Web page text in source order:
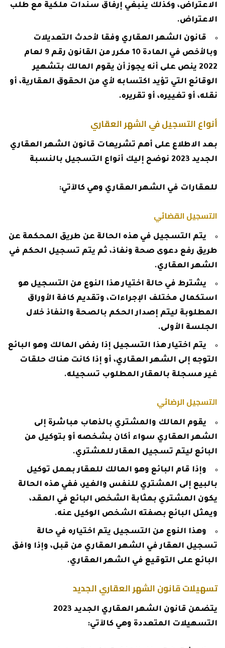
الاعتراض، وكذلك ينبغي إرفاق سندات ملكية مع طلب
الاعتراض.
قانون الشهر العقاري وفقا لأحدث التعديلات
وبالأخص في المادة 10 مكرر من القانون رقم 9 لعام
2022 ينص على أنه يجوز أن يقوم المالك بتشهير
الوقائع التي تؤيد اكتسابه لأي من الحقوق العقارية، أو
نقله، أو تغييره، أو تقريره.
أنواع التسجيل في الشهر العقاري
بعد الاطلاع على أهم تشريعات قانون الشهر العقاري
الجديد 2023 نوضح إليك أنواع التسجيل بالنسبة
للعقارات في الشهر العقاري وهي كالآتي:
التسجيل القضائي
يتم التسجيل في هذه الحالة عن طريق المحكمة عن
طريق رفع دعوى صحة ونفاذ، ثم يتم تسجيل الحكم في
الشهر العقاري.
يشترط في حالة اختيار هذا النوع من التسجيل هو
استكمال مختلف الإجراءات، وتقديم كافة الأوراق
المطلوبة ليتم إصدار الحكم بالصحة والنفاذ خلال
الجلسة الأولى.
يتم اختيار هذا التسجيل إذا رفض المالك وهو البائع
التوجه إلى الشهر العقاري، أو إذا كانت هناك حلقات
غير مسجلة بالعقار المطلوب تسجيله.
التسجيل الرضائي
يقوم المالك والمشتري بالذهاب مباشرة إلى
الشهر العقاري سواء أكان بشخصه أو بتوكيل من
البائع ليتم تسجيل العقار للمشتري.
وإذا قام البائع وهو المالك للعقار بعمل توكيل
بالبيع إلى المشتري للنفس والغير، ففي هذه الحالة
يكون المشتري بمثابة الشخص البائع في العقد،
ويمثل البائع بصفته الشخص الوكيل عنه.
وهذا النوع من التسجيل يتم اختياره في حالة
تسجيل العقار في الشهر العقاري من قبل، وإذا وافق
البائع على التوقيع في الشهر العقاري.
تسهيلات قانون الشهر العقاري الجديد
يتضمن قانون الشهر العقاري الجديد 2023
التسهيلات المتعددة وهي كالآتي: